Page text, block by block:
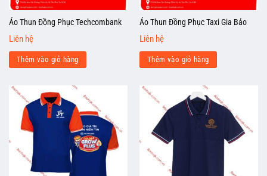
Áo Thun Đồng Phục Techcombank
Liên hệ
Thêm vào giỏ hàng
Áo Thun Đồng Phục Taxi Gia Bảo
Liên hệ
Thêm vào giỏ hàng